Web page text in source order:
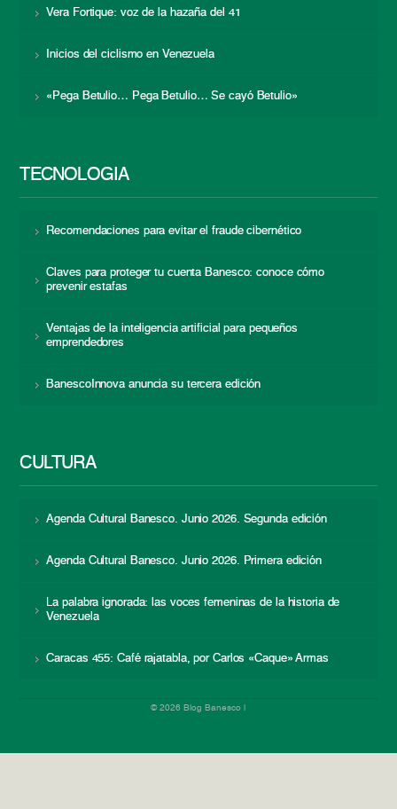
Vera Fortique: voz de la hazaña del 41
Inicios del ciclismo en Venezuela
«Pega Betulio… Pega Betulio… Se cayó Betulio»
TECNOLOGÍA
Recomendaciones para evitar el fraude cibernético
Claves para proteger tu cuenta Banesco: conoce cómo
prevenir estafas
Ventajas de la inteligencia artificial para pequeños
emprendedores
BanescoInnova anuncia su tercera edición
CULTURA
Agenda Cultural Banesco. Junio 2026. Segunda edición
Agenda Cultural Banesco. Junio 2026. Primera edición
La palabra ignorada: las voces femeninas de la historia de
Venezuela
Caracas 455: Café rajatabla, por Carlos «Caque» Armas
© 2026 Blog Banesco |